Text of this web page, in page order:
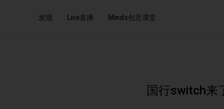
发现 Live直播 Minds创意课堂
国行switch来